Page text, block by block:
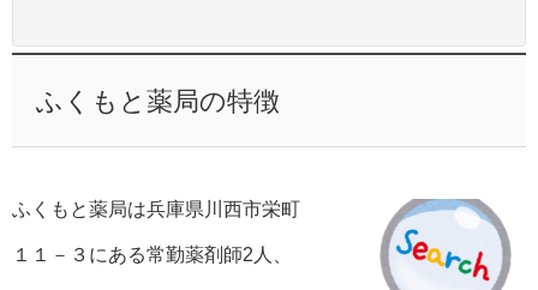
ふくもと薬局の特徴
ふくもと薬局は兵庫県川西市栄町
１１－３にある常勤薬剤師2人、